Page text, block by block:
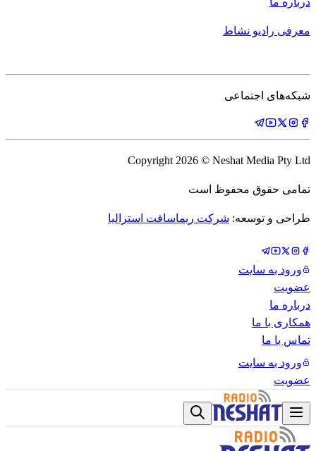
معرفی رادیو نشاط
شبکه‌های اجتماعی
Copyright 2026 © Neshat Media Pty Ltd
تمامی حقوق محفوظ است
طراحی و توسعه: شرکت ریماسافت استرالیا
ورود به سایت
عضویت
درباره ما
همکاری با ما
تماس با ما
ورود به سایت
عضویت